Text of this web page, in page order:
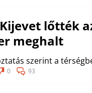
lőtték
meghalt
szerint a
0 93